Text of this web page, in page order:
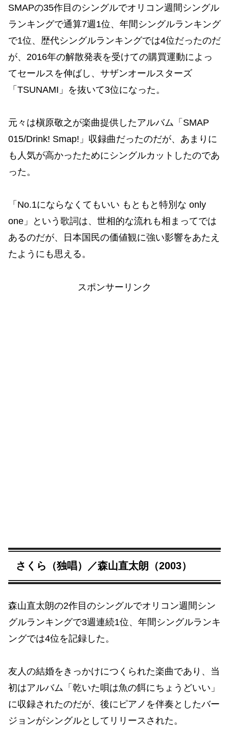
SMAPの35作目のシングルでオリコン週間シングル
ランキングで通算7週1位、年間シングルランキング
で1位、歴代シングルランキングでは4位だったのだ
が、2016年の解散発表を受けての購買運動によっ
てセールスを伸ばし、サザンオールスターズ
「TSUNAMI」を抜いて3位になった。
元々は槇原敬之が楽曲提供したアルバム「SMAP
015/Drink! Smap!」収録曲だったのだが、あまりに
も人気が高かったためにシングルカットしたのであ
った。
「No.1にならなくてもいい もともと特別な only
one」という歌詞は、世相的な流れも相まってでは
あるのだが、日本国民の価値観に強い影響をあたえ
たようにも思える。
スポンサーリンク
さくら（独唱）／森山直太朗（2003）
森山直太朗の2作目のシングルでオリコン週間シン
グルランキングで3週連続1位、年間シングルランキ
ングでは4位を記録した。
友人の結婚をきっかけにつくられた楽曲であり、当
初はアルバム「乾いた唄は魚の餌にちょうどいい」
に収録されたのだが、後にピアノを伴奏としたバー
ジョンがシングルとしてリリースされた。